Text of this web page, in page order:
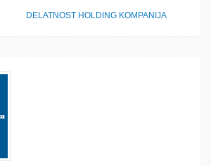
DELATNOST HOLDING KOMPANIJA